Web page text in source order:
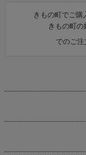
きもの町でご購
きもの町の
でのご